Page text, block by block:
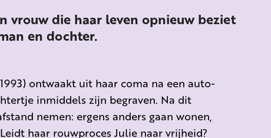
vrouw die haar leven opnieuw beziet
en dochter.
ontwaakt uit haar coma na een auto-
inmiddels zijn begraven. Na dit
nemen: ergens anders gaan wonen,
haar rouwproces Julie naar vrijheid?